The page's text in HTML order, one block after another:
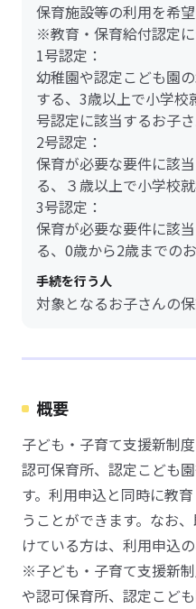
保育施設等の利用を希
※教育・保育給付認定
1号認定：
幼稚園や認定こども園
する、3歳以上で小学
号認定に該当するお子さ
2号認定：
保育が必要な要件に該
る、３歳以上で小学校
3号認定：
保育が必要な要件に該
る、0歳から2歳までの
手続を行う人
対象となるお子さんの
概要
子ども・子育て支援新制
認可保育所、認定こども
す。利用申込と同時に教
うことができます。なお
けている方は、利用申込
※子ども・子育て支援新
や認可保育所、認定こど